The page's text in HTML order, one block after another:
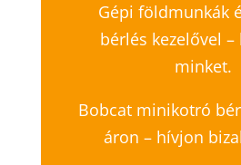
Gépi földmunkák
bérlés kezelővel –
minket.
Bobcat minikotró
áron – hívjon